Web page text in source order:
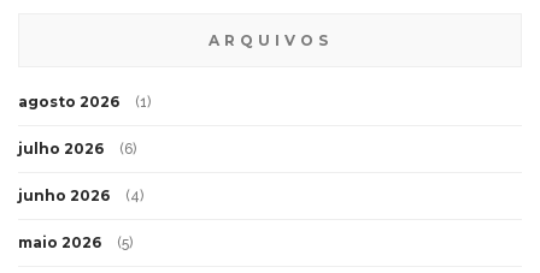
ARQUIVOS
agosto 2026 (1)
julho 2026 (6)
junho 2026 (4)
maio 2026 (5)